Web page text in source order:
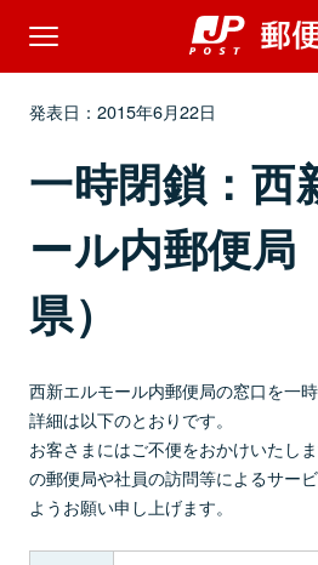
発表日：2015年6月22日
一時閉鎖：西
ール内郵便局
県）
西新エルモール内郵便局の窓口を一時
詳細は以下のとおりです。
お客さまにはご不便をおかけいたし
の郵便局や社員の訪問等によるサー
ようお願い申し上げます。